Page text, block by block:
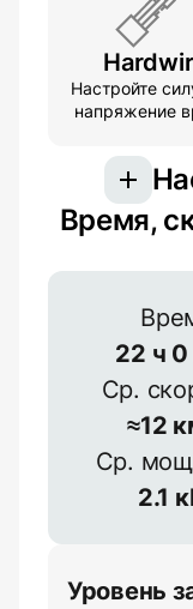
Настройте
напряжение
большую
Время,
22 ч 0
Ср.
≈12
Ср.
2.1
Уровень